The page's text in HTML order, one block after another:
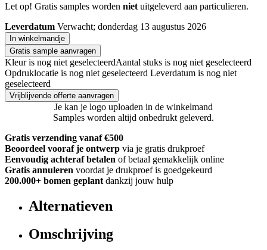
Let op! Gratis samples worden niet uitgeleverd aan particulieren.
Leverdatum Verwacht; donderdag 13 augustus 2026
In winkelmandje
Gratis sample aanvragen
Kleur is nog niet geselecteerdAantal stuks is nog niet geselecteerd
Opdruklocatie is nog niet geselecteerd Leverdatum is nog niet
geselecteerd
Vrijblijvende offerte aanvragen
Je kan je logo uploaden in de winkelmand
Samples worden altijd onbedrukt geleverd.
Gratis verzending vanaf €500
Beoordeel vooraf je ontwerp via je gratis drukproef
Eenvoudig achteraf betalen of betaal gemakkelijk online
Gratis annuleren voordat je drukproef is goedgekeurd
200.000+ bomen geplant dankzij jouw hulp
Alternatieven
Omschrijving